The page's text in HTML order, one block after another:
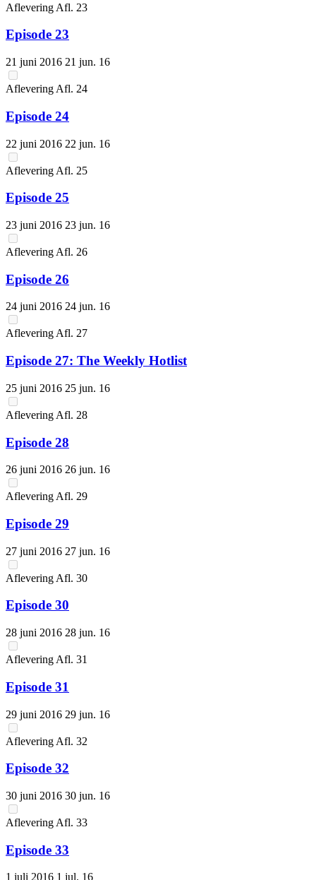
Aflevering Afl. 23
Episode 23
21 juni 2016 21 jun. 16
Aflevering Afl. 24
Episode 24
22 juni 2016 22 jun. 16
Aflevering Afl. 25
Episode 25
23 juni 2016 23 jun. 16
Aflevering Afl. 26
Episode 26
24 juni 2016 24 jun. 16
Aflevering Afl. 27
Episode 27: The Weekly Hotlist
25 juni 2016 25 jun. 16
Aflevering Afl. 28
Episode 28
26 juni 2016 26 jun. 16
Aflevering Afl. 29
Episode 29
27 juni 2016 27 jun. 16
Aflevering Afl. 30
Episode 30
28 juni 2016 28 jun. 16
Aflevering Afl. 31
Episode 31
29 juni 2016 29 jun. 16
Aflevering Afl. 32
Episode 32
30 juni 2016 30 jun. 16
Aflevering Afl. 33
Episode 33
1 juli 2016 1 jul. 16